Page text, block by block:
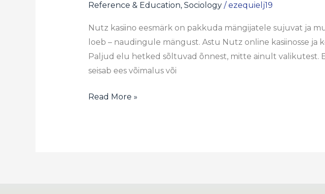
Reference & Education, Sociology/ ezequielj19
Nutz kasiino eesmärk on pakkuda mängijatele sujuvat ja
loeb – naudingule mängust. Astu Nutz online kasiinosse
Paljud elu hetked sõltuvad õnnest, mitte ainult valikutest.
seisab ees võimalus või
Read More »